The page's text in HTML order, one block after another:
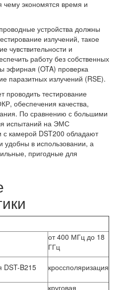
чему экономятся время и
устройства должны
излучений, такое
чувствительности и
работу без собственных
эфирная (OTA) проверка
паразитных излучений (RSE).
проводить тестирование
обеспечения качества,
По сравнению с большими
испытаний на ЭМС
с камерой DST200 обладают
в использовании, а
пригодные для
от 400 МГц до 18
ГГц
DST-B215 кроссполяризация
круговая